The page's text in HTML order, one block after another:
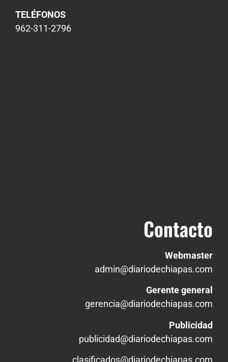
TELÉFONOS
962-311-2796
Contacto
Webmaster
admin@diariodechiapas.com
Gerente general
gerencia@diariodechiapas.com
Publicidad
publicidad@diariodechiapas.com
clasificados@diariodechiapas.com